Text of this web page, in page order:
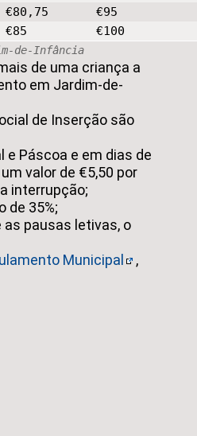
de-Infância
€80,75
€95
€85 €100
de uma criança a
em Jardim-de-
de Inserção são
e Páscoa e em dias de
valor de €5,50 por
interrupção;
de 35%;
pausas letivas, o
Municipal
,